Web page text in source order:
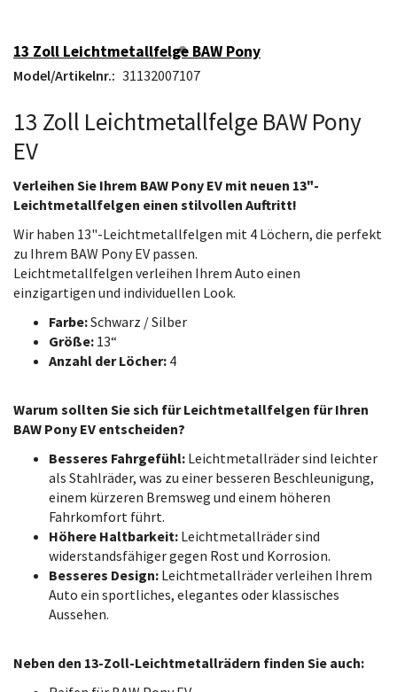
13 Zoll Leichtmetallfelge BAW Pony
Model/Artikelnr.: 31132007107
13 Zoll Leichtmetallfelge BAW Pony
EV
Verleihen Sie Ihrem BAW Pony EV mit neuen 13"-
Leichtmetallfelgen einen stilvollen Auftritt!
Wir haben 13"-Leichtmetallfelgen mit 4 Löchern, die perfekt
zu Ihrem BAW Pony EV passen.
Leichtmetallfelgen verleihen Ihrem Auto einen
einzigartigen und individuellen Look.
Farbe:Schwarz / Silber
Größe: 13“
Anzahl der Löcher: 4
Warum sollten Sie sich für Leichtmetallfelgen für Ihren
BAW Pony EV entscheiden?
Besseres Fahrgefühl: Leichtmetallräder sind leichter
als Stahlräder, was zu einer besseren Beschleunigung,
einem kürzeren Bremsweg und einem höheren
Fahrkomfort führt.
Höhere Haltbarkeit: Leichtmetallräder sind
widerstandsfähiger gegen Rost und Korrosion.
Besseres Design: Leichtmetallräder verleihen Ihrem
Auto ein sportliches, elegantes oder klassisches
Aussehen.
Neben den 13-Zoll-Leichtmetallrädern finden Sie auch: